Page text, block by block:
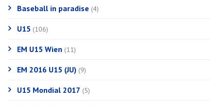
Baseball in paradise (4)
U15 (106)
EM U15 Wien (11)
EM 2016 U15 (JU) (9)
U15 Mondial 2017 (5)